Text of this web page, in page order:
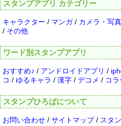
スタンプアプリ カテゴリー
キャラクター / マンガ/ カメラ・写真
/ その他
ワード別スタンプアプリ
おすすめ♪ / アンドロイドアプリ /
コ / ゆるキャラ / 漢字 / デコメ / コラ
スタンプひろばについて
お問い合わせ / サイトマップ/ スタ